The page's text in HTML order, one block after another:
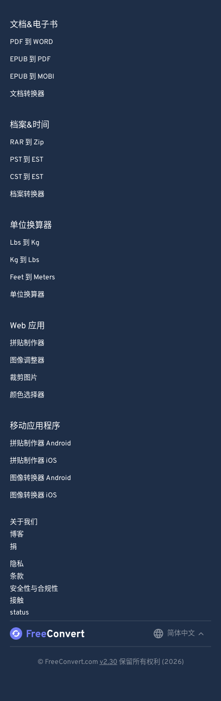
文档&电子书
PDF 到 WORD
EPUB 到 PDF
EPUB 到 MOBI
文档转换器
档案&时间
RAR 到 Zip
PST 到 EST
CST 到 EST
档案转换器
单位换算器
Lbs 到 Kg
Kg 到 Lbs
Feet 到 Meters
单位换算器
Web 应用
拼贴制作器
图像调整器
裁剪图片
颜色选择器
移动应用程序
拼贴制作器 Android
拼贴制作器 iOS
图像转换器 Android
图像转换器 iOS
关于我们
博客
捐
隐私
条款
安全性与合规性
接触
status
简体中文
© FreeConvert.com v2.30 保留所有权利 (2026)